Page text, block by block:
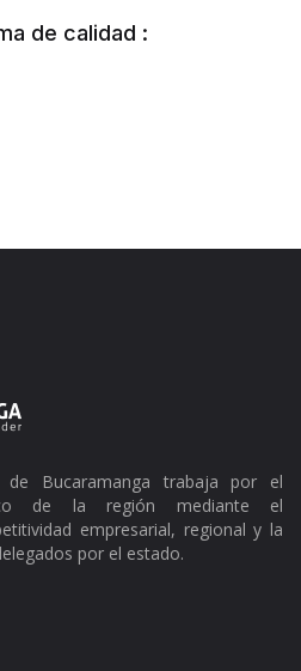
de calidad :
Bucaramanga trabaja por el
de la región mediante el
empresarial, regional y la
por el estado.